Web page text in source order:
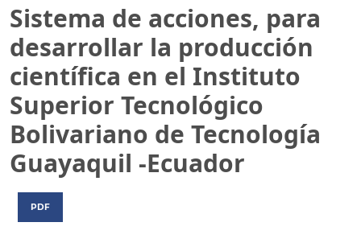
Sistema de acciones, para
desarrollar la producción
científica en el Instituto
Superior Tecnológico
Bolivariano de Tecnología
Guayaquil -Ecuador
PDF